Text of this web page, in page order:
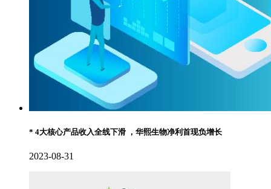
* 4大核心产品收入全线下滑 ，华熙生物净利首现负增长
2023-08-31